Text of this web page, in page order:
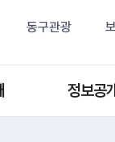
동구관광
정보공